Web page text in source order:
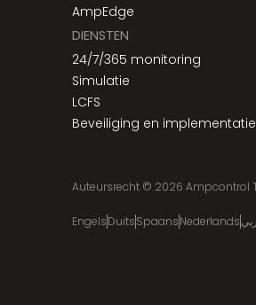
AmpEdge
DIENSTEN
24/7/365 monitoring
Simulatie
LCFS
Beveiliging en implementatie
Auteursrecht © 2026 Ampcontrol
EngelsDuitsSpaansNederlands